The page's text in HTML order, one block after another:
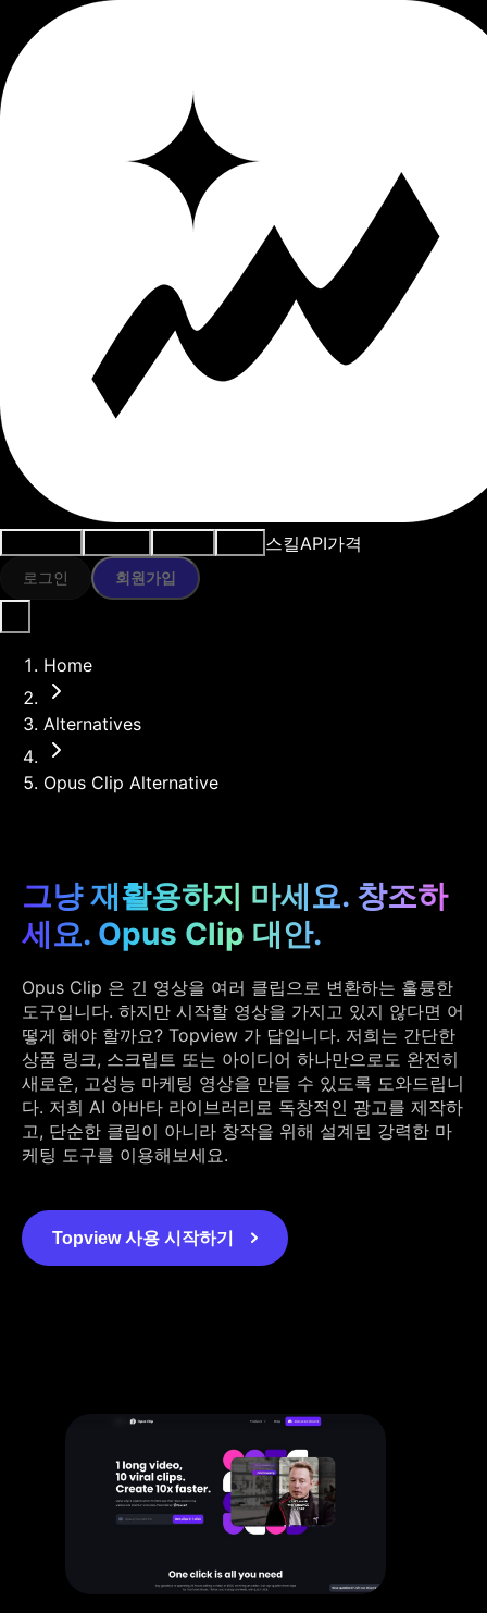
스킬API가격
로그인 회원가입
Home
Alternatives
Opus Clip Alternative
그냥 재활용하지 마세요. 창조하
세요. Opus Clip 대안.
Opus Clip 은 긴 영상을 여러 클립으로 변환하는 훌륭한
도구입니다. 하지만 시작할 영상을 가지고 있지 않다면 어
떻게 해야 할까요? Topview 가 답입니다. 저희는 간단한
상품 링크, 스크립트 또는 아이디어 하나만으로도 완전히
새로운, 고성능 마케팅 영상을 만들 수 있도록 도와드립니
다. 저희 AI 아바타 라이브러리로 독창적인 광고를 제작하
고, 단순한 클립이 아니라 창작을 위해 설계된 강력한 마
케팅 도구를 이용해보세요.
Topview 사용 시작하기